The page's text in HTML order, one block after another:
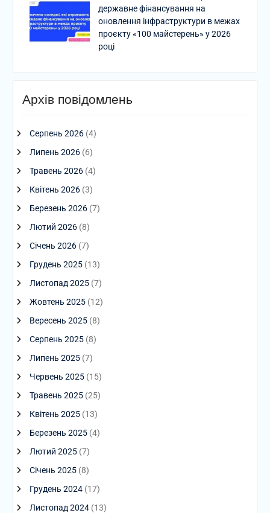
державне фінансування на
оновлення інфраструктури в межах
проєкту «100 майстерень» у 2026
році
Архів повідомлень
Серпень 2026(4)
Липень 2026(6)
Травень 2026(4)
Квітень 2026(3)
Березень 2026(7)
Лютий 2026(8)
Січень 2026(7)
Грудень 2025(13)
Листопад 2025(7)
Жовтень 2025(12)
Вересень 2025(8)
Серпень 2025(8)
Липень 2025(7)
Червень 2025(15)
Травень 2025(25)
Квітень 2025(13)
Березень 2025(4)
Лютий 2025(7)
Січень 2025(8)
Грудень 2024(17)
Листопад 2024(13)